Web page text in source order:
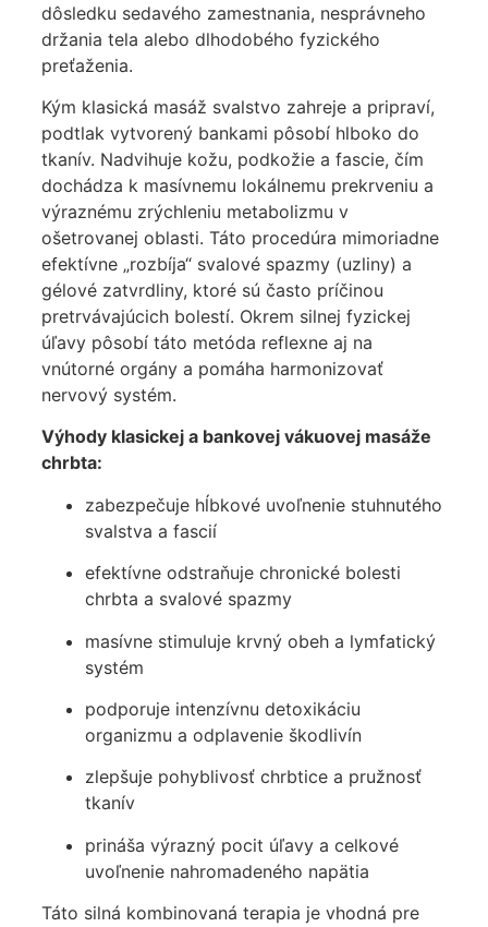
dôsledku sedavého zamestnania, nesprávneho
držania tela alebo dlhodobého fyzického
preťaženia.
Kým klasická masáž svalstvo zahreje a pripraví,
podtlak vytvorený bankami pôsobí hlboko do
tkanív. Nadvihuje kožu, podkožie a fascie, čím
dochádza k masívnemu lokálnemu prekrveniu a
výraznému zrýchleniu metabolizmu v
ošetrovanej oblasti. Táto procedúra mimoriadne
efektívne „rozbíja“ svalové spazmy (uzliny) a
gélové zatvrdliny, ktoré sú často príčinou
pretrvávajúcich bolestí. Okrem silnej fyzickej
úľavy pôsobí táto metóda reflexne aj na
vnútorné orgány a pomáha harmonizovať
nervový systém.
Výhody klasickej a bankovej vákuovej masáže
chrbta:
zabezpečuje hĺbkové uvoľnenie stuhnutého
svalstva a fascií
efektívne odstraňuje chronické bolesti
chrbta a svalové spazmy
masívne stimuluje krvný obeh a lymfatický
systém
podporuje intenzívnu detoxikáciu
organizmu a odplavenie škodlivín
zlepšuje pohyblivosť chrbtice a pružnosť
tkanív
prináša výrazný pocit úľavy a celkové
uvoľnenie nahromadeného napätia
Táto silná kombinovaná terapia je vhodná pre